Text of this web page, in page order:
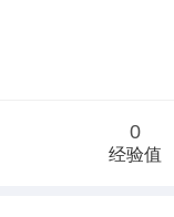
0
经验值